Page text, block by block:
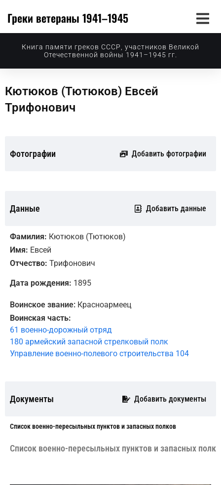
Греки ветераны 1941–1945
Книга памяти греков СССР, участников Великой
Отечественной войны 1941–1945 гг.
Кютюков (Тютюков) Евсей
Трифонович
Фотографии Добавить фотографии
Данные Добавить данные
Фамилия: Кютюков (Тютюков)
Имя: Евсей
Отчество: Трифонович
Дата рождения: 1895
Воинское звание: Красноармеец
Воинская часть:
61 военно-дорожный отряд
180 армейский запасной стрелковый полк
Управление военно-полевого строительства 104
Документы Добавить документы
Cписок военно-пересыльных пунктов и запасных полков
Cписок военно-пересыльных пунктов и запасных